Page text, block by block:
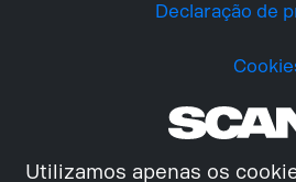
Utilizamos apenas os
Declaração de